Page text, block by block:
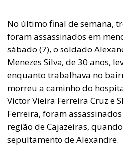
No último final de semana,
foram assassinados em
sábado (7), o soldado
Menezes Silva, de 30 anos,
enquanto trabalhava no
morreu a caminho do
Victor Vieira Ferreira Cruz e
Ferreira, foram
região de Cajazeiras,
sepultamento de Alexandre.